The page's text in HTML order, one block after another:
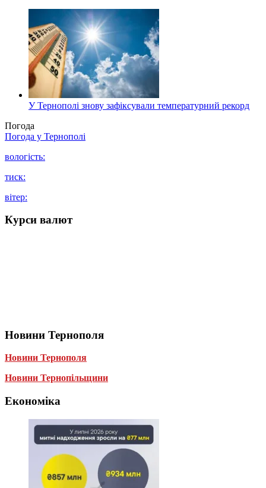
У Тернополі знову зафіксували температурний рекорд
Погода
Погода у Тернополі
вологість:
тиск:
вітер:
Курси валют
Новини Тернополя
Новини Тернополя
Новини Тернопільщини
Економіка